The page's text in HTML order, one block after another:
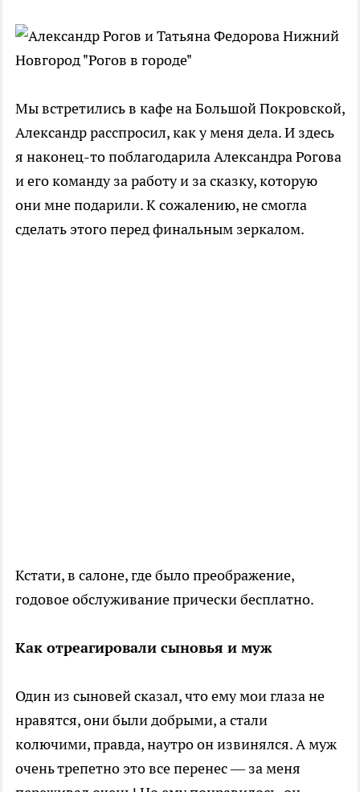
Мы встретились в кафе на Большой Покровской,
Александр расспросил, как у меня дела. И здесь
я наконец-то поблагодарила Александра Рогова
и его команду за работу и за сказку, которую
они мне подарили. К сожалению, не смогла
сделать этого перед финальным зеркалом.
Кстати, в салоне, где было преображение,
годовое обслуживание прически бесплатно.
Как отреагировали сыновья и муж
Один из сыновей сказал, что ему мои глаза не
нравятся, они были добрыми, а стали
колючими, правда, наутро он извинялся. А муж
очень трепетно это все перенес — за меня